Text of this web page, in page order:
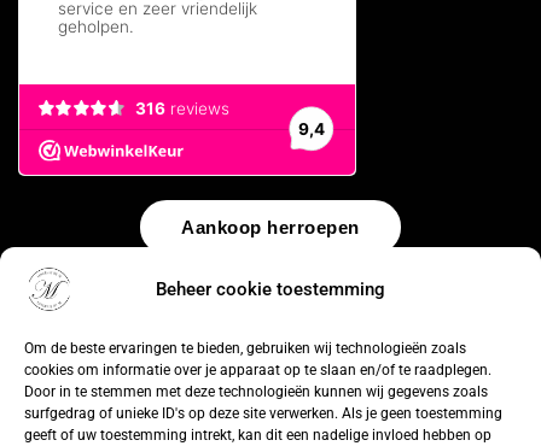
Beheer cookie toestemming
Om de beste ervaringen te bieden, gebruiken wij technologieën zoals
cookies om informatie over je apparaat op te slaan en/of te raadplegen.
Door in te stemmen met deze technologieën kunnen wij gegevens zoals
surfgedrag of unieke ID's op deze site verwerken. Als je geen toestemming
geeft of uw toestemming intrekt, kan dit een nadelige invloed hebben op
Aankoop herroepen
© 2026 by WebUnlimited–Algemene voorwaarden